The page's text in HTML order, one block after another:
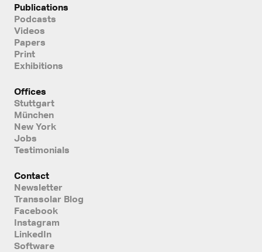
Publications
Podcasts
Videos
Papers
Print
Exhibitions
Offices
Stuttgart
München
New York
Jobs
Testimonials
Contact
Newsletter
Transsolar Blog
Facebook
Instagram
LinkedIn
Software